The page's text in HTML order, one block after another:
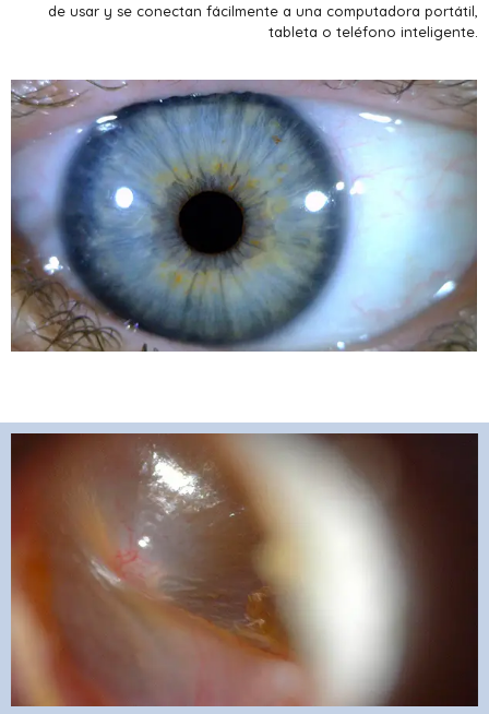
de usar y se conectan fácilmente a una computadora portátil,
tableta o teléfono inteligente.